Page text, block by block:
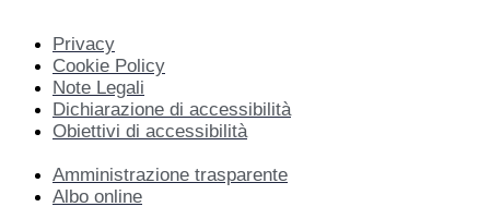
Privacy
Cookie Policy
Note Legali
Dichiarazione di accessibilità
Obiettivi di accessibilità
Amministrazione trasparente
Albo online